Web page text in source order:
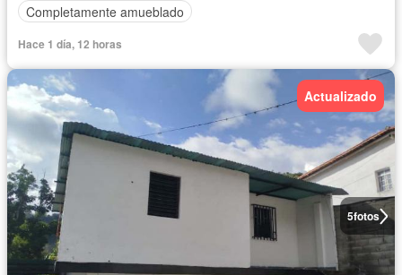
Completamente amueblado
Hace 1 día, 12 horas
5fotos
Actualizado